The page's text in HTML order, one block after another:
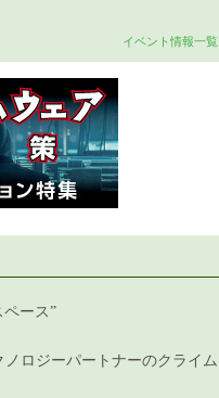
イベント情報一覧
ペース”
ノロジーパートナーのクライム